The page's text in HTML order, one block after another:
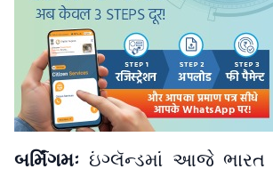
બર્મિંગમઃ ઇંગ્લૅન્ડમાં આજે